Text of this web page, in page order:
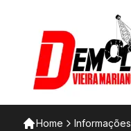
Home
Informações